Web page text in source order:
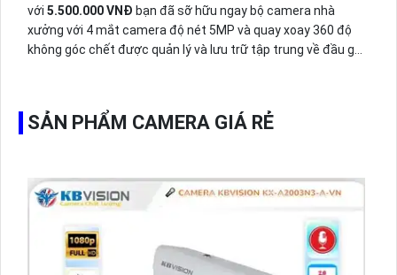
với 5.500.000 VNĐ bạn đã sỡ hữu ngay bộ camera nhà
xưởng với 4 mắt camera độ nét 5MP và quay xoay 360 độ
không góc chết được quản lý và lưu trữ tập trung về đầu ghi
SẢN PHẨM CAMERA GIÁ RẺ